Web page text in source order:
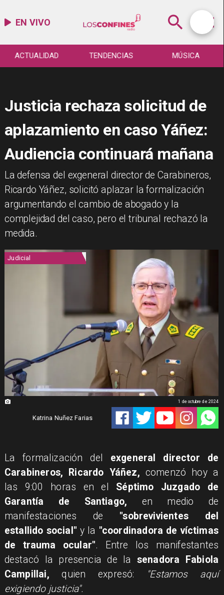
EN VIVO
ACTUALIDAD TENDENCIAS MÚSICA
Justicia rechaza solicitud de
aplazamiento en caso Yáñez:
Audiencia continuará mañana
​La defensa del exgeneral director de Carabineros,
Ricardo Yáñez, solicitó aplazar la formalización
argumentando el cambio de abogado y la
complejidad del caso, pero el tribunal rechazó la
medida.
Judicial
Katrina Nuñez Farias
1 de octubre de 2024
La formalización del exgeneral director de
Carabineros, Ricardo Yáñez, comenzó hoy a
las 9:00 horas en el Séptimo Juzgado de
Garantía de Santiago, en medio de
manifestaciones de "sobrevivientes del
estallido social" y la "coordinadora de víctimas
de trauma ocular". Entre los manifestantes
destacó la presencia de la senadora Fabiola
Campillai, quien expresó:
"Estamos aquí
exigiendo justicia".